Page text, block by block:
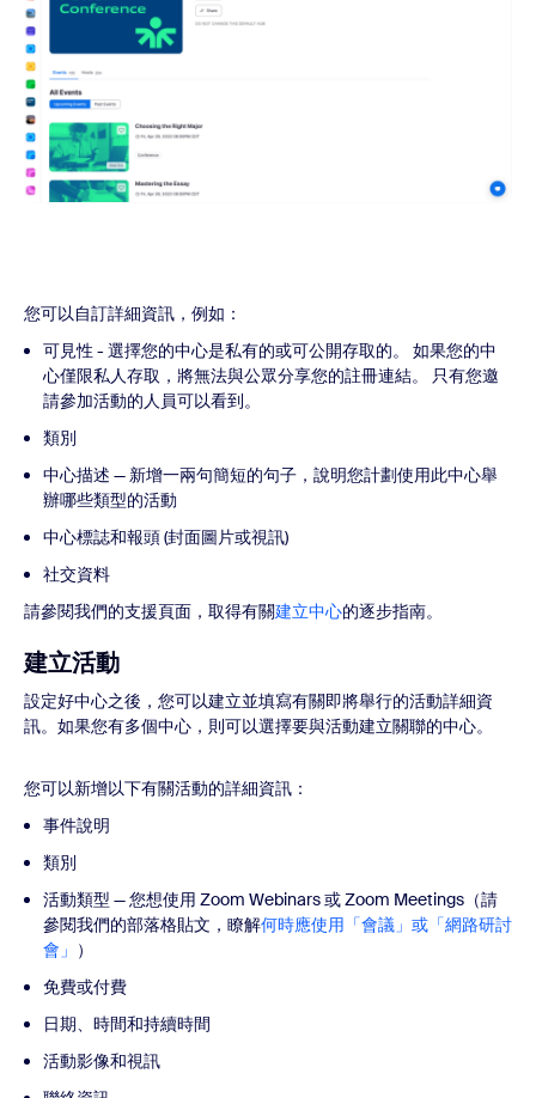
您可以自訂詳細資訊，例如：
可見性 - 選擇您的中心是私有的或可公開存取的。 如果您的中
心僅限私人存取，將無法與公眾分享您的註冊連結。 只有您邀
請參加活動的人員可以看到。
類別
中心描述 — 新增一兩句簡短的句子，說明您計劃使用此中心舉
辦哪些類型的活動
中心標誌和報頭 (封面圖片或視訊)
社交資料
請參閱我們的支援頁面，取得有關建立中心的逐步指南。
建立活動
設定好中心之後，您可以建立並填寫有關即將舉行的活動詳細資
訊。如果您有多個中心，則可以選擇要與活動建立關聯的中心。
您可以新增以下有關活動的詳細資訊：
事件說明
類別
活動類型 — 您想使用 Zoom Webinars 或 Zoom Meetings（請
參閱我們的部落格貼文，瞭解何時應使用「會議」或「網路研討
會」 ）
免費或付費
日期、時間和持續時間
活動影像和視訊